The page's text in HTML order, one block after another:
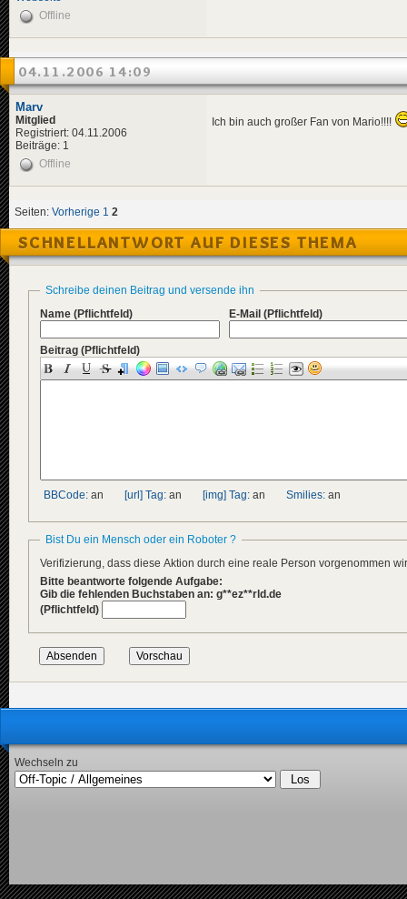
Offline
04.11.2006 14:09
Marv
Mitglied
Registriert: 04.11.2006
Beiträge: 1
Ich bin auch großer Fan von Mario!!!!
Offline
Seiten: Vorherige 1 2
SCHNELLANTWORT AUF DIESES THEMA
Schreibe deinen Beitrag und versende ihn
Name (Pflichtfeld) E-Mail (Pflichtfeld)
Beitrag (Pflichtfeld)
BBCode: an [url] Tag: an [img] Tag: an Smilies: an
Bist Du ein Mensch oder ein Roboter ?
Verifizierung, dass diese Aktion durch eine reale Person vorgenommen
Bitte beantworte folgende Aufgabe:
Gib die fehlenden Buchstaben an: g**ez**rld.de
(Pflichtfeld)
Wechseln zu